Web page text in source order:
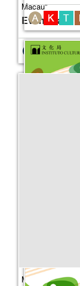
Macau”
Event Date：
Macau